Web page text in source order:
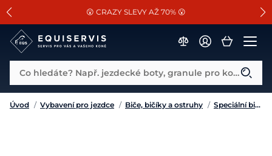
SLEVA 13% na vše od Cassini!
😮 CRAZY SLEVY AŽ 70% 😮
📐Pasování a doplňky k vybraným sedlům ZDARMA 🐴
Co hledáte? Např. jezdecké boty, granule pro koně...
Úvod / Vybavení pro jezdce / Biče, bičíky a ostruhy / Speciální bičíky